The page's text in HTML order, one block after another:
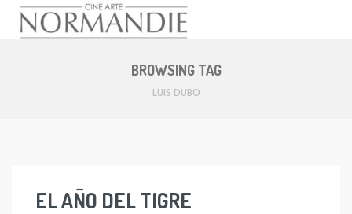
BROWSING TAG
LUIS DUBO
EL AÑO DEL TIGRE